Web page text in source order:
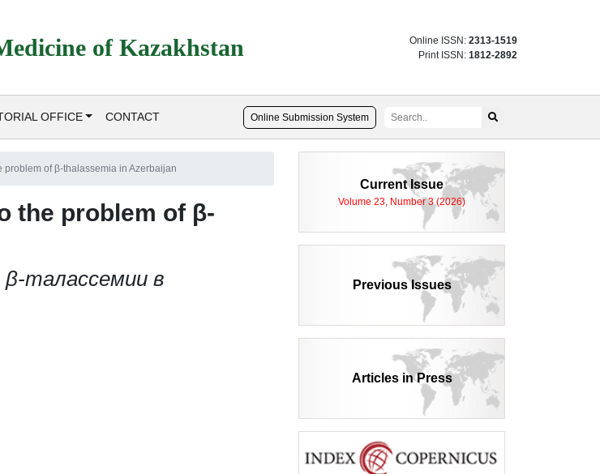
of Kazakhstan Online ISSN: 2313-1519
Print ISSN: 1812-2892
OFFICE CONTACT Online Submission System
problem of β-thalassemia in Azerbaijan
the problem of β-
талассемии в
Current Issue
Volume 23, Number 3 (2026)
Previous Issues
Articles in Press